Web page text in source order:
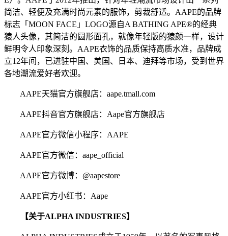
简洁、轻便及充满时尚元素的服饰，剪裁舒适。AAPE的品牌
标志「MOON FACE」LOGO源自A BATHING APE®的经典
猿人头像，其简洁的圆形面孔，就像年轻版的猿颜一样，设计
鲜明令人印象深刻。AAPE衣饰的品质保持高质水准，品牌成
立12年间，已进驻中国、美国、日本、迪拜等市场，受到世界
各地潮流爱好者欢迎。
AAPE天猫官方旗舰店：aape.tmall.com
AAPE抖音官方旗舰店：Aape官方旗舰店
AAPE官方微信小程序：AAPE
AAPE官方微信：aape_official
AAPE官方微博：@aapestore
AAPE官方小红书：Aape
【关于ALPHA INDUSTRIES】